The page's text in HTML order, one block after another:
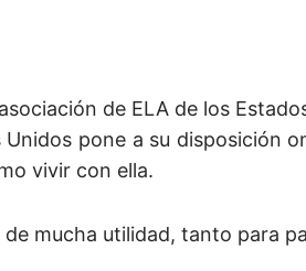
de ELA de los
pone a su disposición
vivir con ella.
mucha utilidad, tanto para